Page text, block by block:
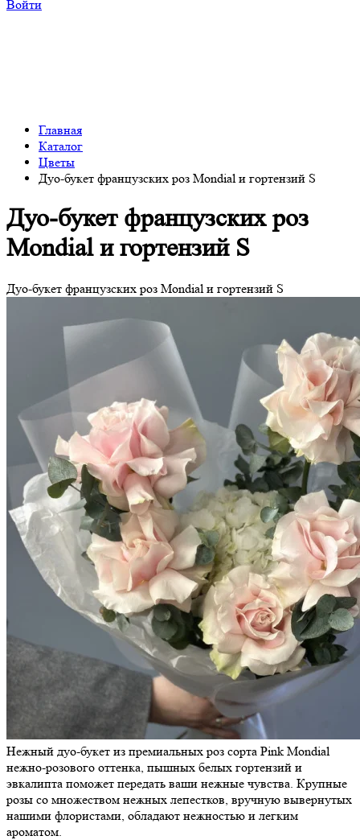
Войти
Главная
Каталог
Цветы
Дуо-букет французских роз Mondial и гортензий S
Дуо-букет французских роз
Mondial и гортензий S
Дуо-букет французских роз Mondial и гортензий S
Нежный дуо-букет из премиальных роз сорта Pink Mondial
нежно-розового оттенка, пышных белых гортензий и
эвкалипта поможет передать ваши нежные чувства. Крупные
розы со множеством нежных лепестков, вручную вывернутых
нашими флористами, обладают нежностью и легким
ароматом.